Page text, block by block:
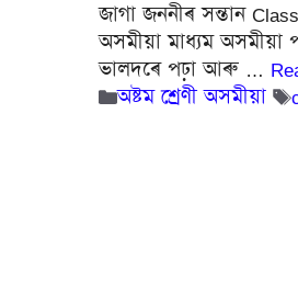
জাগা জননীৰ সন্তান
অসমীয়া মাধ্যম অসমীয়া
ভালদৰে পঢ়া আৰু …
Categories
অষ্টম শ্ৰেণী অসমীয়া